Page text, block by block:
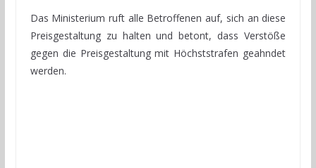
Das Ministerium ruft alle Betroffenen auf, sich an diese
Preisgestaltung zu halten und betont, dass Verstöße
gegen die Preisgestaltung mit Höchststrafen geahndet
werden.